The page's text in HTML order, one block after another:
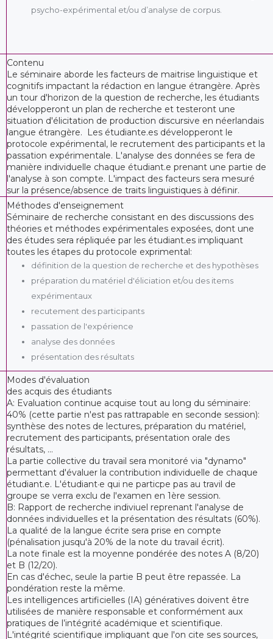
psycho-expérimental et/ou d’analyse de corpus.
Contenu
Le séminaire aborde les facteurs de maitrise linguistique et
cognitifs impactant la rédaction en langue étrangère. Après
un tour d'horizon de la question de recherche, les étudiants
développeront un plan de recherche et testeront une
situation d'élicitation de production discursive en néerlandais
langue étrangère. Les étudiante.es développeront le
protocole expérimental, le recrutement des participants et la
passation expérimentale. L'analyse des données se fera de
manière individuelle chaque étudiant.e prenant une partie de
l'analyse à son compte. L'impact des facteurs sera mesuré
sur la présence/absence de traits linguistiques à définir.
Méthodes d'enseignement
Séminaire de recherche consistant en des discussions des
théories et méthodes expérimentales exposées, dont une
des études sera répliquée par les étudiant.es impliquant
toutes les étapes du protocole exprimental:
définition de la question de recherche et des hypothèses
préparation du matériel d'éliciation et/ou des items
expérimentaux
recutement des participants
passation de l'expérience
analyse des données
présentation des résultats
Modes d'évaluation
des acquis des étudiants
A: Evaluation continue acquise tout au long du séminaire:
40% (cette partie n'est pas rattrapable en seconde session):
synthèse des notes de lectures, préparation du matériel,
recrutement des participants, présentation orale des
résultats, ...
La partie collective du travail sera monitoré via "dynamo"
permettant d'évaluer la contribution individuelle de chaque
étudiant.e. L'étudiant·e qui ne particpe pas au travil de
groupe se verra exclu de l'examen en 1ère session.
B: Rapport de recherche indiviuel reprenant l'analyse de
données individuelles et la présentation des résultats (60%).
La qualité de la langue écrite sera prise en compte
(pénalisation jusqu'à 20% de la note du travail écrit).
La note finale est la moyenne pondérée des notes A (8/20)
et B (12/20).
En cas d'échec, seule la partie B peut être repassée. La
pondération reste la même.
Les intelligences artificielles (IA) génératives doivent être
utilisées de manière responsable et conformément aux
pratiques de l’intégrité académique et scientifique.
L'intégrité scientifique impliquant que l'on cite ses sources,